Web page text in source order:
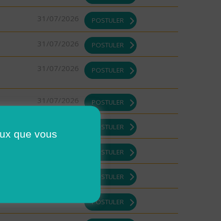
31/07/2026 POSTULER
31/07/2026 POSTULER
31/07/2026 POSTULER
31/07/2026 POSTULER
POSTULER
POSTULER
POSTULER
POSTULER
que vous